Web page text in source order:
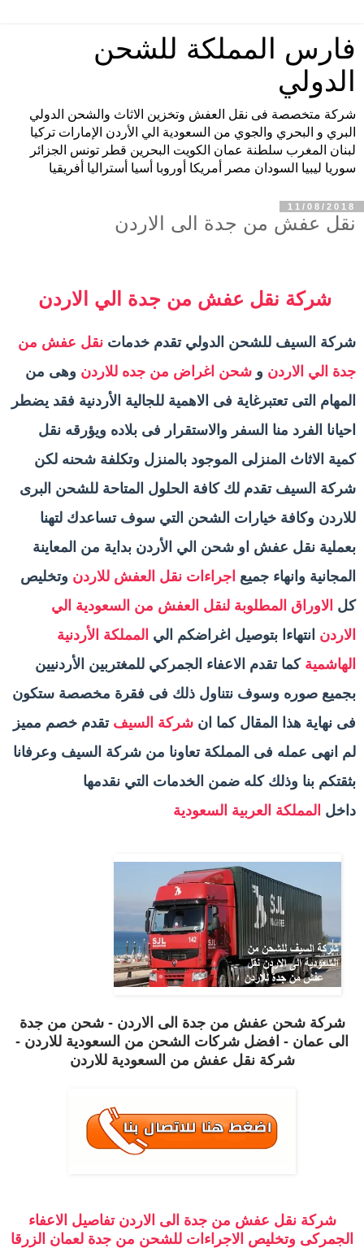
فارس المملكة للشحن
الدولي
شركة متخصصة فى نقل العفش وتخزين الاثاث والشحن الدولي
البري و البحري والجوي من السعودية الي الأردن الإمارات تركيا
لبنان المغرب سلطنة عمان الكويت البحرين قطر تونس الجزائر
سوريا ليبيا السودان مصر أمريكا أوروبا أسيا أستراليا أفريقيا
11/08/2018
نقل عفش من جدة الى الاردن
شركة نقل عفش من جدة الي الاردن
شركة السيف للشحن الدولي تقدم خدمات نقل عفش من
جدة الي الاردن و شحن اغراض من جده للاردن وهى من
المهام التى تعتبرغاية فى الاهمية للجالية الأردنية فقد يضطر
احيانا الفرد منا السفر والاستقرار فى بلاده ويؤرقه نقل
كمية الاثاث المنزلى الموجود بالمنزل وتكلفة شحنه لكن
شركة السيف تقدم لك كافة الحلول المتاحة للشحن البرى
للاردن وكافة خيارات الشحن التي سوف تساعدك لتهنا
بعملية نقل عفش او شحن الي الأردن بداية من المعاينة
المجانية وانهاء جميع اجراءات نقل العفش للاردن وتخليص
كل الاوراق المطلوبة لنقل العفش من السعودية الي
الاردن انتهاءا بتوصيل اغراضكم الي المملكة الأردنية
الهاشمية كما تقدم الاعفاء الجمركي للمغتربين الأردنيين
بجميع صوره وسوف نتناول ذلك فى فقرة مخصصة ستكون
فى نهاية هذا المقال كما ان شركة السيف تقدم خصم مميز
لم انهى عمله فى المملكة تعاونا من شركة السيف وعرفانا
بثقتكم بنا وذلك كله ضمن الخدمات التي نقدمها
داخل المملكة العربية السعودية
شركة شحن عفش من جدة الى الاردن - شحن من جدة
الى عمان - افضل شركات الشحن من السعودية للاردن -
شركة نقل عفش من السعودية للاردن
شركة نقل عفش من جدة الى الاردن تفاصيل الاعفاء
الجمركى وتخليص الاجراءات للشحن من جدة لعمان الزرقا